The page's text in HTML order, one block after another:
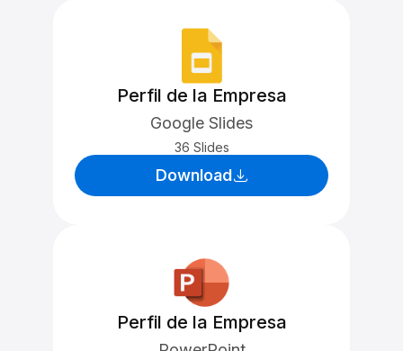
Perfil de la Empresa
Google Slides
36 Slides
Download
Perfil de la Empresa